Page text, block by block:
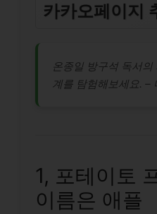
카카오페이지
온종일 방구석 독서
계를 탐험해보세요. –
1, 포테이토
이름은 애플